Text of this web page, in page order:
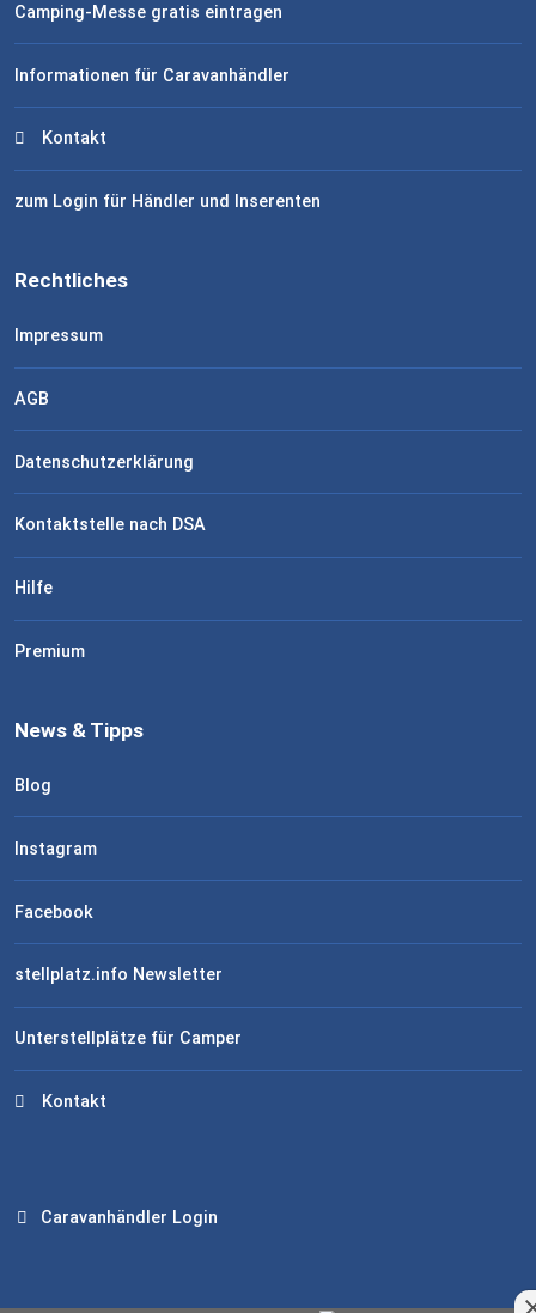
Camping-Messe gratis eintragen
Informationen für Caravanhändler
Kontakt
zum Login für Händler und Inserenten
Rechtliches
Impressum
AGB
Datenschutzerklärung
Kontaktstelle nach DSA
Hilfe
Premium
News & Tipps
Blog
Instagram
Facebook
stellplatz.info Newsletter
Unterstellplätze für Camper
Kontakt
Caravanhändler Login